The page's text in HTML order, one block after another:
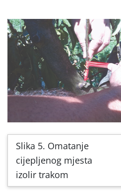
Slika 5. Omatanje
cijepljenog mjesta
izolir trakom